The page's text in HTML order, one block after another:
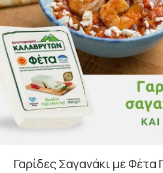
Γαρίδες Σαγανάκι με